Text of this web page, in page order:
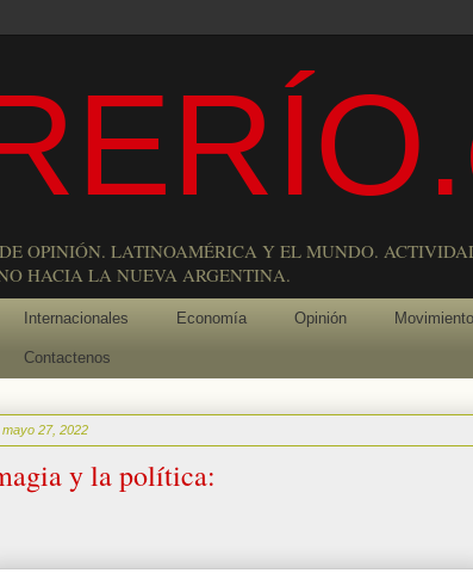
OPINIÓN. LATINOAMÉRICA Y EL MUNDO.
HACIA LA NUEVA ARGENTINA.
Internacionales Economía Opinión
Contactenos
27, 2022
y la política: